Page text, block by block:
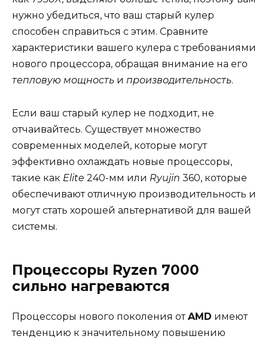
нужно убедиться, что ваш старый кулер
способен справиться с этим. Сравните
характеристики вашего кулера с требованиями
нового процессора, обращая внимание на его
тепловую мощность и производительность.
Если ваш старый кулер не подходит, не
отчаивайтесь. Существует множество
современных моделей, которые могут
эффективно охлаждать новые процессоры,
такие как Elite 240-мм или Ryujin 360, которые
обеспечивают отличную производительность и
могут стать хорошей альтернативой для вашей
системы.
Процессоры Ryzen 7000
сильно нагреваются
Процессоры нового поколения отAMD имеют
тенденцию к значительному повышению